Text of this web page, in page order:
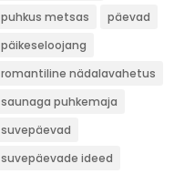
puhkus metsas
päevad
päikeseloojang
romantiline nädalavahetus
saunaga puhkemaja
suvepäevad
suvepäevade ideed